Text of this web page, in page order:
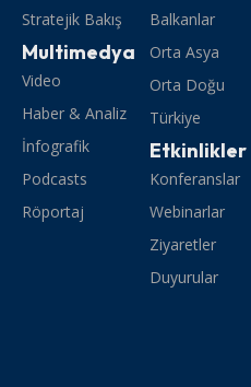
Stratejik Bakış
Multimedya
Video
Haber & Analiz
İnfografik
Podcasts
Röportaj
Balkanlar
Orta Asya
Orta Doğu
Türkiye
Etkinlikler
Konferanslar
Webinarlar
Ziyaretler
Duyurular